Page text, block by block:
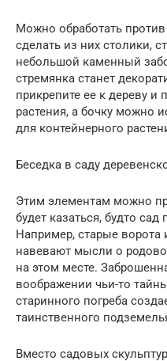
Можно обработать
сделать из них столики,
небольшой каменный
стремянка станет
прикрепите ее к дереву и
растения, а бочку можно
для контейнерного
Беседка в саду
Этим элементам можно
будет казаться, будто
Например, старые ворота
навевают мысли о
на этом месте.
воображении чьи-то
старинного погреба
таинственного
Вместо садовых